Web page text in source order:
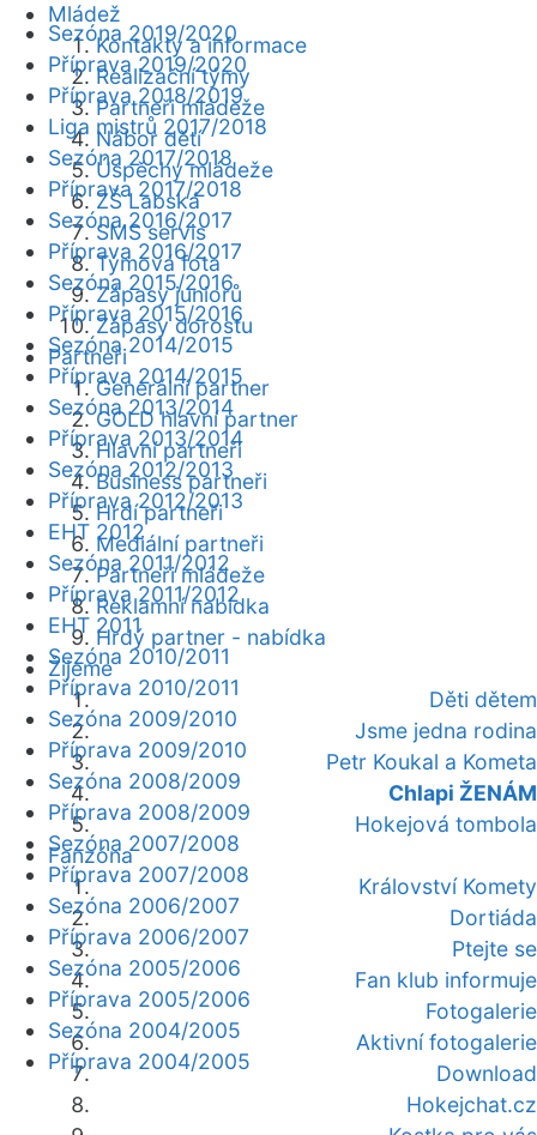
Mládež
Kontakty a informace
Realizační týmy
Partneři mládeže
Nábor dětí
Úspěchy mládeže
ZŠ Labská
SMS servis
Týmová fota
Zápasy juniorů
Zápasy dorostu
Partneři
Generální partner
GOLD hlavní partner
Hlavní partneři
Business partneři
Hrdí partneři
Mediální partneři
Partneři mládeže
Reklamní nabídka
Hrdý partner - nabídka
Žijeme
Děti dětem
Jsme jedna rodina
Petr Koukal a Kometa
Chlapi ŽENÁM
Hokejová tombola
Fanzóna
Království Komety
Dortiáda
Ptejte se
Fan klub informuje
Fotogalerie
Aktivní fotogalerie
Download
Hokejchat.cz
Sezóna 2019/2020
Příprava 2019/2020
Příprava 2018/2019
Liga mistrů 2017/2018
Sezóna 2017/2018
Příprava 2017/2018
Sezóna 2016/2017
Příprava 2016/2017
Sezóna 2015/2016
Příprava 2015/2016
Sezóna 2014/2015
Příprava 2014/2015
Sezóna 2013/2014
Příprava 2013/2014
Sezóna 2012/2013
Příprava 2012/2013
EHT 2012
Sezóna 2011/2012
Příprava 2011/2012
EHT 2011
Sezóna 2010/2011
Příprava 2010/2011
Sezóna 2009/2010
Příprava 2009/2010
Sezóna 2008/2009
Příprava 2008/2009
Sezóna 2007/2008
Příprava 2007/2008
Sezóna 2006/2007
Příprava 2006/2007
Sezóna 2005/2006
Příprava 2005/2006
Sezóna 2004/2005
Příprava 2004/2005